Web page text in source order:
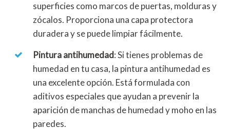
superficies como marcos de puertas, molduras y
zócalos. Proporciona una capa protectora
duradera y se puede limpiar fácilmente.
Pintura antihumedad: Si tienes problemas de
humedad en tu casa, la pintura antihumedad es
una excelente opción. Está formulada con
aditivos especiales que ayudan a prevenir la
aparición de manchas de humedad y moho en las
paredes.